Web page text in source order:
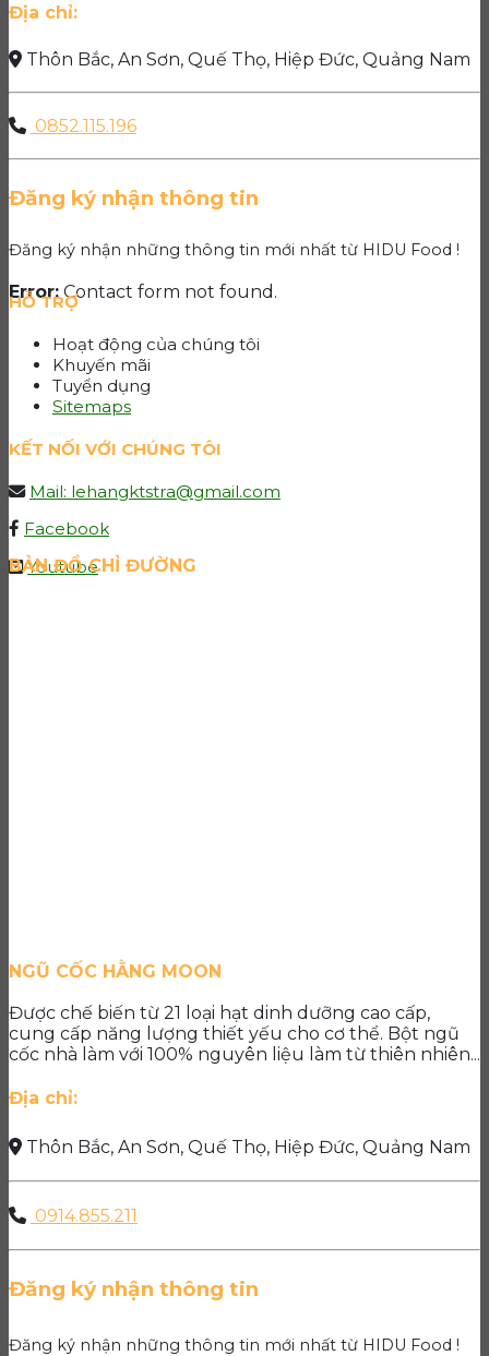
Địa chỉ:
Thôn Bắc, An Sơn, Quế Thọ, Hiệp Đức, Quảng Nam
0852.115.196
Đăng ký nhận thông tin
Đăng ký nhận những thông tin mới nhất từ HIDU Food !
Error:Contact form not found.
HỖ TRỢ
Hoạt động của chúng tôi
Khuyến mãi
Tuyển dụng
Sitemaps
KẾT NỐI VỚI CHÚNG TÔI
Mail: lehangktstra@gmail.com
Facebook
Youtube
BẢN ĐỒ CHỈ ĐƯỜNG
NGŨ CỐC HẰNG MOON
Được chế biến từ 21 loại hạt dinh dưỡng cao cấp,
cung cấp năng lượng thiết yếu cho cơ thể. Bột ngũ
cốc nhà làm với 100% nguyên liệu làm từ thiên nhiên...
Địa chỉ:
Thôn Bắc, An Sơn, Quế Thọ, Hiệp Đức, Quảng Nam
0914.855.211
Đăng ký nhận thông tin
Đăng ký nhận những thông tin mới nhất từ HIDU Food !